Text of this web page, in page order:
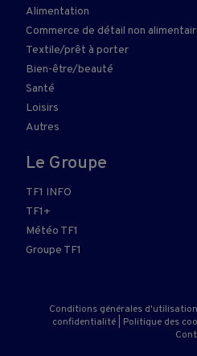
Alimentation
Commerce de détail non
Textile/prêt à porter
Bien-être/beauté
Santé
Loisirs
Autres
Le Groupe
TF1 INFO
TF1+
Météo TF1
Groupe TF1
Conditions générales d'utilisation
confidentialité
Politique des